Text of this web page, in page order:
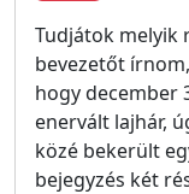
Tudjátok melyik
bevezetőt
hogy december
enervált lajhár,
közé bekerült
bejegyzés két